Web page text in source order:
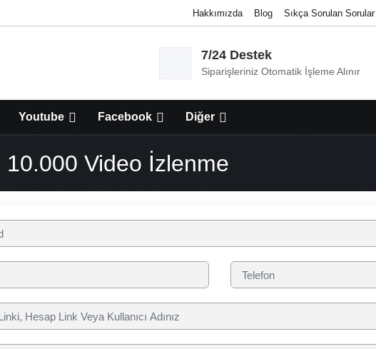
Hakkımızda Blog Sıkça Sorulan Sorular
7/24 Destek
Siparişleriniz Otomatik İşleme Alınır
Youtube Facebook Diğer
10.000 Video İzlenme